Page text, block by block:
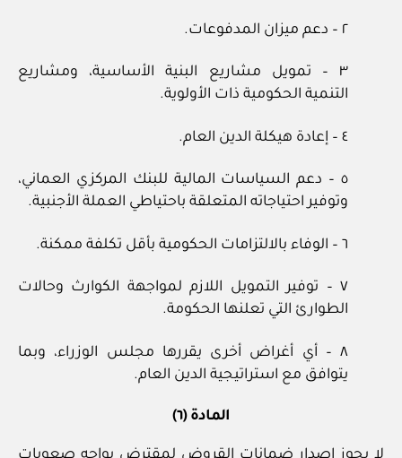
٢ – دعم ميزان المدفوعات.
٣ – تمويل مشاريع البنية الأساسية، ومشاريع
التنمية الحكومية ذات الأولوية.
٤ – إعادة هيكلة الدين العام.
٥ – دعم السياسات المالية للبنك المركزي العماني،
وتوفير احتياجاته المتعلقة باحتياطي العملة الأجنبية.
٦ – الوفاء بالالتزامات الحكومية بأقل تكلفة ممكنة.
٧ – توفير التمويل اللازم لمواجهة الكوارث وحالات
الطوارئ التي تعلنها الحكومة.
٨ – أي أغراض أخرى يقررها مجلس الوزراء، وبما
يتوافق مع استراتيجية الدين العام.
المادة (٦)